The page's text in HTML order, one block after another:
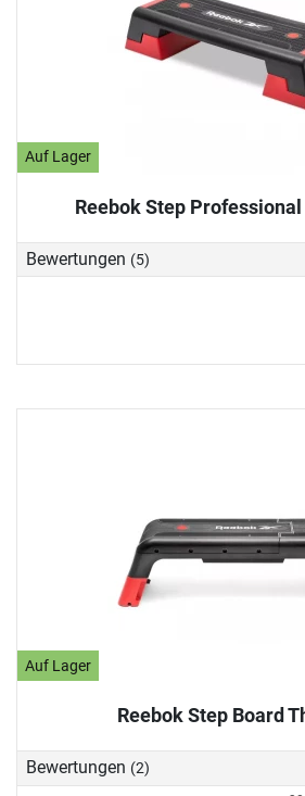
Auf Lager
Reebok Step
Bewertungen (5)
Auf Lager
Reebok Step Board
Bewertungen (2)